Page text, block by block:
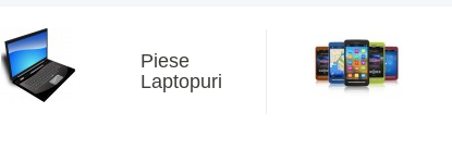
Piese
Laptopuri